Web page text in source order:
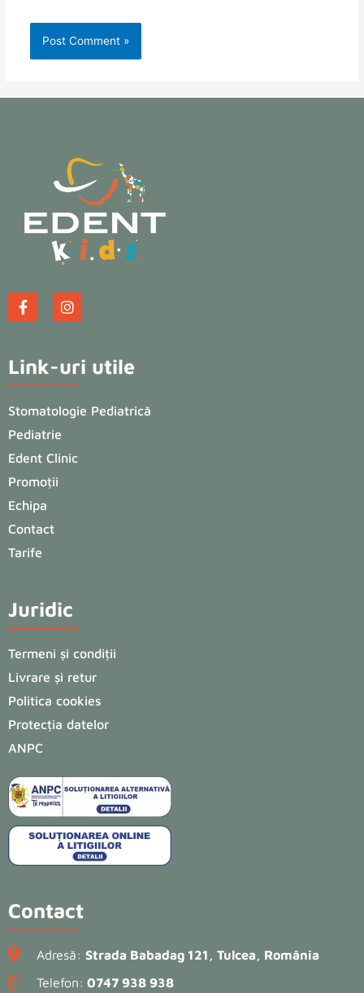
Link-uri utile
Stomatologie Pediatrică
Pediatrie
Edent Clinic
Promoții
Echipa
Contact
Tarife
Juridic
Termeni și condiții
Livrare și retur
Politica cookies
Protecția datelor
ANPC
Contact
Adresă: Strada Babadag 121, Tulcea, România
Telefon: 0747 938 938